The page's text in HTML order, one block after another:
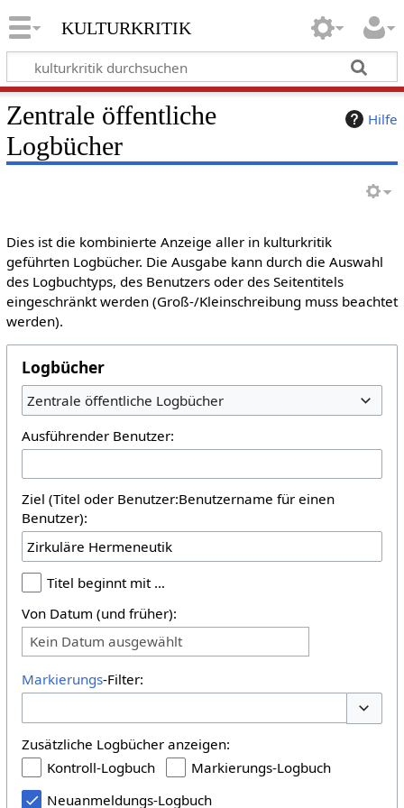
kulturkritik
Hilfe
Zentrale öffentliche
Logbücher
Dies ist die kombinierte Anzeige aller in kulturkritik
geführten Logbücher. Die Ausgabe kann durch die Auswahl
des Logbuchtyps, des Benutzers oder des Seitentitels
eingeschränkt werden (Groß-/Kleinschreibung muss beachtet
werden).
Logbücher
Zentrale öffentliche Logbücher
Ausführender Benutzer:
Ziel (Titel oder Benutzer:Benutzername für einen
Benutzer):
Titel beginnt mit …
Von Datum (und früher):
Kein Datum ausgewählt
Markierungs-Filter:
Zusätzliche Logbücher anzeigen:
Kontroll-Logbuch
Markierungs-Logbuch
Neuanmeldungs-Logbuch